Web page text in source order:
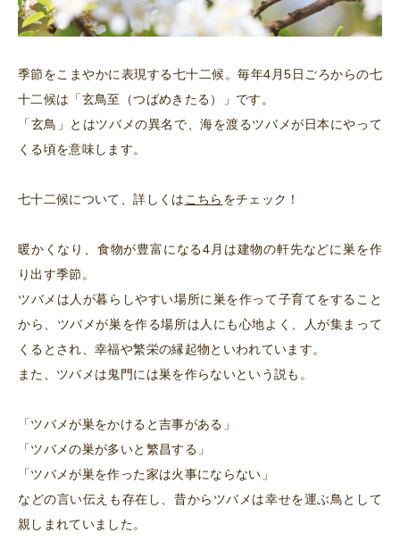
季節をこまやかに表現する七十二候。毎年4月5日ごろからの七
十二候は「玄鳥至（つばめきたる）」です。
「玄鳥」とはツバメの異名で、海を渡るツバメが日本にやって
くる頃を意味します。
七十二候について、詳しくは こちら をチェック！
暖かくなり、食物が豊富になる4月は建物の軒先などに巣を作
り出す季節。
ツバメは人が暮らしやすい場所に巣を作って子育てをすること
から、ツバメが巣を作る場所は人にも心地よく、人が集まって
くるとされ、幸福や繁栄の縁起物といわれています。
また、ツバメは鬼門には巣を作らないという説も。
「ツバメが巣をかけると吉事がある」
「ツバメの巣が多いと繁昌する」
「ツバメが巣を作った家は火事にならない」
などの言い伝えも存在し、昔からツバメは幸せを運ぶ鳥として
親しまれていました。